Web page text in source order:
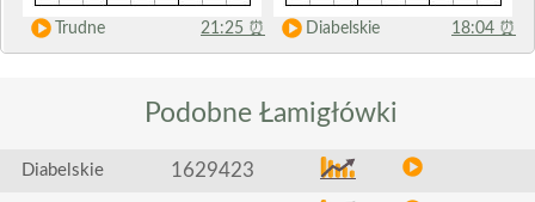
Trudne 21:25 ⏰ Diabelskie 18:04 ⏰
Podobne Łamigłówki
Diabelskie 1629423